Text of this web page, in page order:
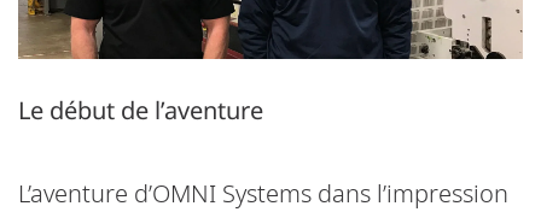
Le début de l’aventure
L’aventure d’OMNI Systems dans l’impression